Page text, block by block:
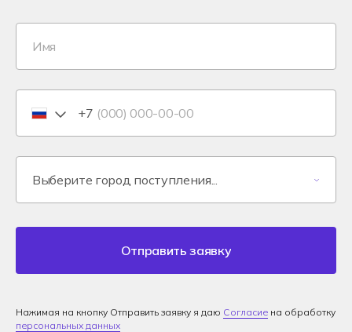
+7
Отправить заявку
Нажимая на кнопку Отправить заявку я даю Согласие на обработку
персональных данных